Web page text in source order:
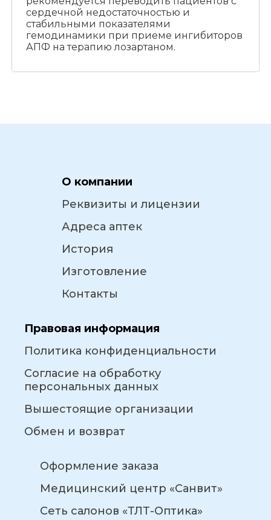
сердечной недостаточностью и
стабильными показателями
гемодинамики при приеме ингибиторов
АПФ на терапию лозартаном.
О компании
Реквизиты и лицензии
Адреса аптек
История
Изготовление
Контакты
Правовая информация
Политика конфиденциальности
Согласие на обработку
персональных данных
Вышестоящие организации
Обмен и возврат
Оформление заказа
Медицинский центр «Санвит»
Сеть салонов «ТЛТ-Оптика»